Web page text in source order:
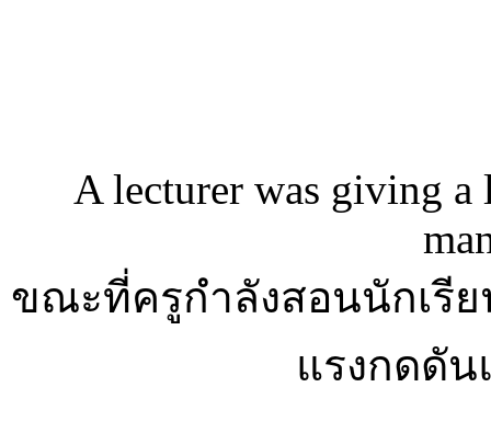
A lecturer was giving a
ขณะที่ครูกำลังสอนนักเร
แรงกดดัน